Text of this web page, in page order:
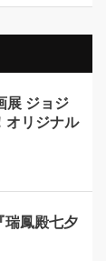
展 ジョジ
オリジナル
瑞鳳殿七夕